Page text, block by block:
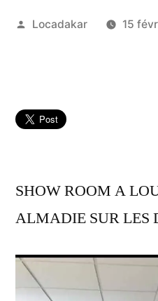
Publié
Locadakar 15
SHOW ROOM A
ALMADIE SUR LES